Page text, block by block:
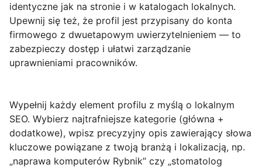
identyczne jak na stronie i w katalogach lokalnych.
Upewnij się też, że profil jest przypisany do konta
firmowego z dwuetapowym uwierzytelnieniem — to
zabezpieczy dostęp i ułatwi zarządzanie
uprawnieniami pracowników.
Wypełnij każdy element profilu z myślą o lokalnym
SEO. Wybierz najtrafniejsze kategorie (główna +
dodatkowe), wpisz precyzyjny opis zawierający słowa
kluczowe powiązane z twoją branżą i lokalizacją, np.
„naprawa komputerów Rybnik” czy „stomatolog